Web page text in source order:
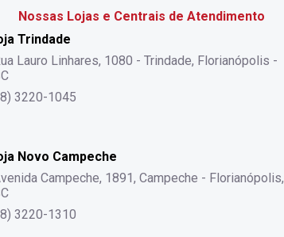
Nossas Lojas e Centrais de Atendimento
Trindade
Lauro Linhares, 1080 - Trindade, Florianópolis -
3220-1045
Novo Campeche
Campeche, 1891, Campeche - Florianópolis,
3220-1310